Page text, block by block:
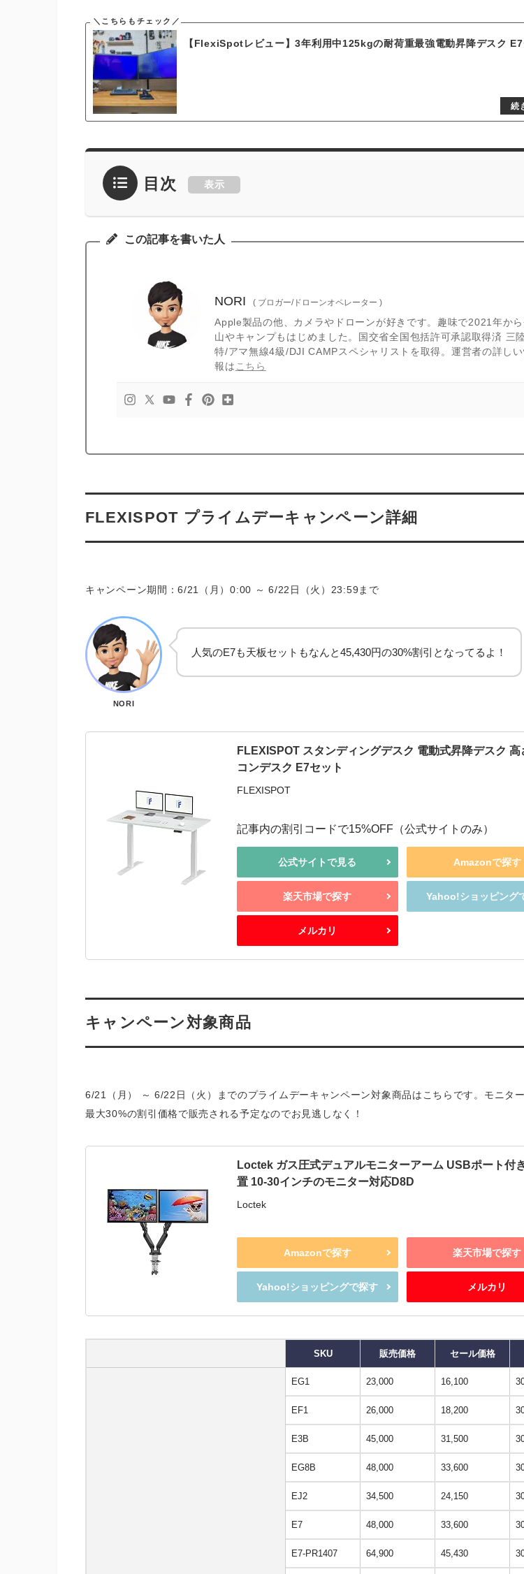
【FlexiSpotレビュー】3年利用中125kgの耐荷重最強電動昇降デスク E7
目次 表示
この記事を書いた人
NORI ( ブロガー/ドローンオペレーター)
Apple製品の他、カメラやドローンが好きです。趣味で2021年から
山やキャンプもはじめました。国交省全国包括許可承認取得済 三陸
特/アマ無線4級/DJI CAMPスペシャリストを取得。運営者の詳し
報は こちら
FLEXISPOT プライムデーキャンペーン詳細
キャンペーン期間：6/21（月）0:00 ～ 6/22日（火）23:59まで
NORI
人気のE7も天板セットもなんと45,430円の30%割引となってるよ！
FLEXISPOT スタンディングデスク 電動式昇降デスク 高
コンデスク E7セット
FLEXISPOT
記事内の割引コードで15%OFF（公式サイトのみ）
公式サイトで見る Amazonで探す
楽天市場で探す Yahoo!ショッピング
メルカリ
キャンペーン対象商品
6/21（月） ～ 6/22日（火）までのプライムデーキャンペーン対象商品はこちらです。モニタ
最大30%の割引価格で販売される予定なのでお見逃しなく！
Loctek ガス圧式デュアルモニターアーム USBポート付
置 10-30インチのモニター対応D8D
Loctek
Amazonで探す 楽天市場で探す
Yahoo!ショッピングで探す メルカリ
SKU 販売価格 セール価格
EG1 23,000 16,100
EF1 26,000 18,200
E3B 45,000 31,500
EG8B 48,000 33,600
EJ2 34,500 24,150
E7 48,000 33,600
E7-PR1407 64,900 45,430